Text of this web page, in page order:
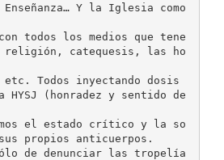
Y la Iglesia como
todos los medios que tene
religión, catequesis, las ho
Todos inyectando dosis
HYSJ (honradez y sentido de
el estado crítico y la so
propios anticuerpos.
de denunciar las tropelía